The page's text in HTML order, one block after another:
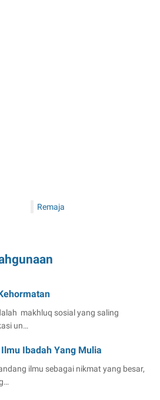
Remaja
makhluq sosial yang saling
un…
Ibadah Yang Mulia
ilmu sebagai nikmat yang besar,